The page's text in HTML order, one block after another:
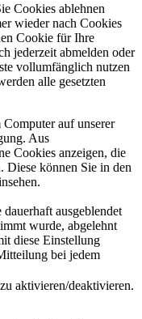
Cookies ablehnen
wieder nach Cookies
Cookie für Ihre
jederzeit abmelden oder
vollumfänglich nutzen
alle gesetzten
auf unserer
Aus
Cookies anzeigen, die
Diese können Sie in den
ausgeblendet
wurde, abgelehnt
diese Einstellung
bei jedem
aktivieren/deaktivieren.